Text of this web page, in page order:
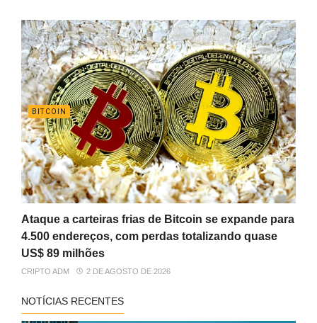
BITCOIN
Ataque a carteiras frias de Bitcoin se expande para
4.500 endereços, com perdas totalizando quase
US$ 89 milhões
CRIPTO ADM 2 DE AGOSTO DE 2026
NOTÍCIAS RECENTES